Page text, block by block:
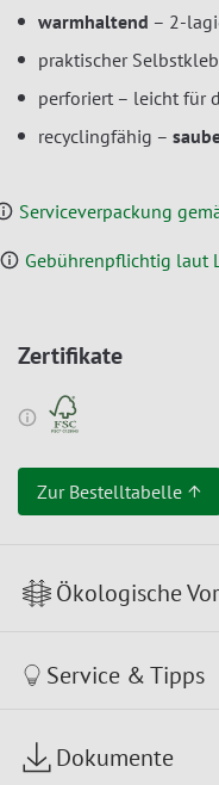
warmhaltend – 2-
praktischer
perforiert – leicht für
recyclingfähig –
Serviceverpackung
Gebührenpflichtig laut
Zertifikate
Zur Bestelltabelle ↑
Ökologische
Service & Tipps
Dokumente